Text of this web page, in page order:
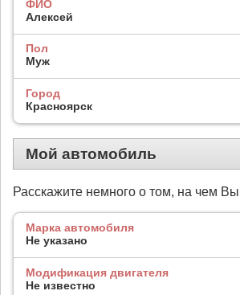
ФИО
Алексей
Пол
Муж
Город
Красноярск
Мой автомобиль
Расскажите немного о том, на чем Вы
Марка автомобиля
Не указано
Модификация двигателя
Не известно